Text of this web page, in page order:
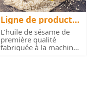
Ligne de productio
n d'huile de sésam
e
L'huile de sésame de
première qualité
fabriquée à la machine